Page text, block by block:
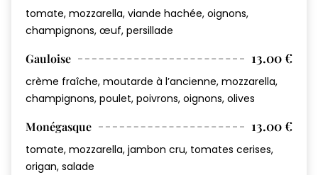
tomate, mozzarella, viande hachée, oignons,
champignons, œuf, persillade
Gauloise 13.00 €
crème fraîche, moutarde à l’ancienne, mozzarella,
champignons, poulet, poivrons, oignons, olives
Monégasque 13.00 €
tomate, mozzarella, jambon cru, tomates cerises,
origan, salade